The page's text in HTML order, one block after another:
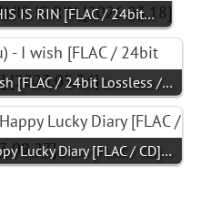
IS RIN [FLAC / 24bit…
[FLAC / 24bit Lossless /…
Lucky Diary [FLAC / CD]…